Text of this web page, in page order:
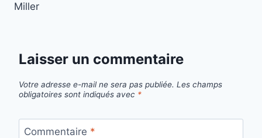
l’article
Miller
Laisser un commentaire
Votre adresse e-mail ne sera pas publiée. Les champs
obligatoires sont indiqués avec *
Commentaire *